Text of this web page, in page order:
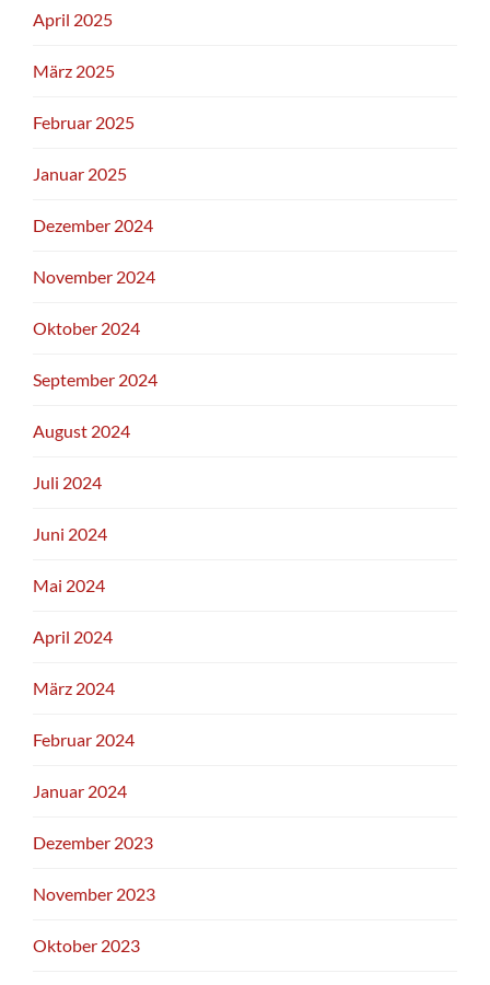
April 2025
März 2025
Februar 2025
Januar 2025
Dezember 2024
November 2024
Oktober 2024
September 2024
August 2024
Juli 2024
Juni 2024
Mai 2024
April 2024
März 2024
Februar 2024
Januar 2024
Dezember 2023
November 2023
Oktober 2023